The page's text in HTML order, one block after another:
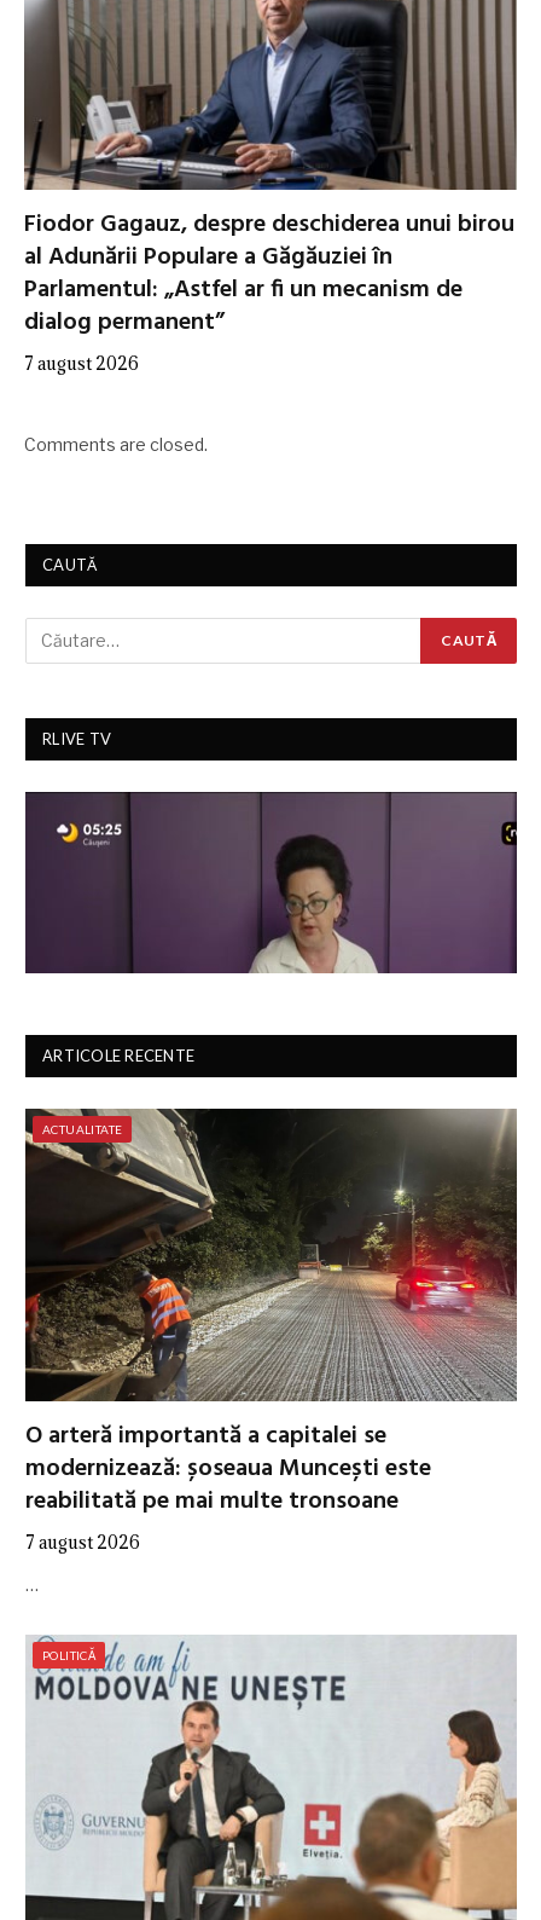
Fiodor Gagauz, despre deschiderea unui birou
al Adunării Populare a Găgăuziei în
Parlamentul: „Astfel ar fi un mecanism de
dialog permanent”
7 august 2026
Comments are closed.
CAUTĂ
RLIVE TV
ARTICOLE RECENTE
ACTUALITATE
O arteră importantă a capitalei se
modernizează: șoseaua Muncești este
reabilitată pe mai multe tronsoane
7 august 2026
…
POLITICĂ